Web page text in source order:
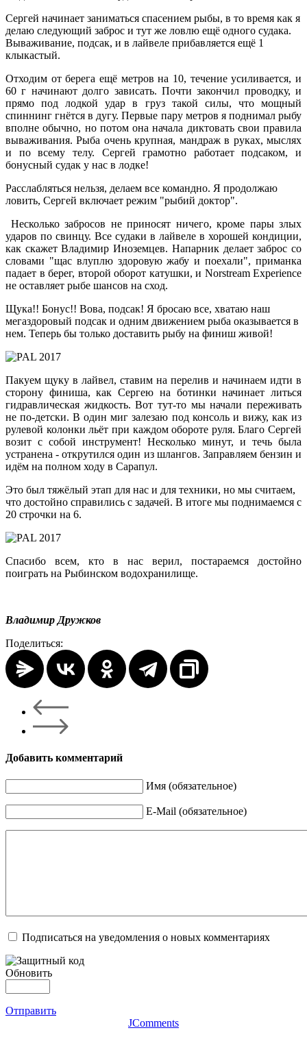
Сергей начинает заниматься спасением рыбы, в то время как я
делаю следующий заброс и тут же ловлю ещё одного судака.
Вываживание, подсак, и в лайвеле прибавляется ещё 1
клыкастый.
Отходим от берега ещё метров на 10, течение усиливается, и
60 г начинают долго зависать. Почти закончил проводку, и
прямо под лодкой удар в груз такой силы, что мощный
спиннинг гнётся в дугу. Первые пару метров я поднимал рыбу
вполне обычно, но потом она начала диктовать свои правила
вываживания. Рыба очень крупная, мандраж в руках, мыслях
и по всему телу. Сергей грамотно работает подсаком, и
бонусный судак у нас в лодке!
Расслабляться нельзя, делаем все командно. Я продолжаю
ловить, Сергей включает режим "рыбий доктор".
Несколько забросов не приносят ничего, кроме пары злых
ударов по свинцу. Все судаки в лайвеле в хорошей кондиции,
как скажет Владимир Иноземцев. Напарник делает заброс со
словами "щас влуплю здоровую жабу и поехали", приманка
падает в берег, второй оборот катушки, и Norstream Experience
не оставляет рыбе шансов на сход.
Щука!! Бонус!! Вова, подсак! Я бросаю все, хватаю наш
мегаздоровый подсак и одним движением рыба оказывается в
нем. Теперь бы только доставить рыбу на финиш живой!
Пакуем щуку в лайвел, ставим на перелив и начинаем идти в
сторону финиша, как Сергею на ботинки начинает литься
гидравлическая жидкость. Вот тут-то мы начали переживать
не по-детски. В один миг залезаю под консоль и вижу, как из
рулевой колонки льёт при каждом обороте руля. Благо Сергей
возит с собой инструмент! Несколько минут, и течь была
устранена - открутился один из шлангов. Заправляем бензин и
идём на полном ходу в Сарапул.
Это был тяжёлый этап для нас и для техники, но мы считаем,
что достойно справились с задачей. В итоге мы поднимаемся с
20 строчки на 6.
Спасибо всем, кто в нас верил, постараемся достойно
поиграть на Рыбинском водохранилище.
Владимир Дружков
Поделиться:
Добавить комментарий
Имя (обязательное)
E-Mail (обязательное)
Подписаться на уведомления о новых комментариях
Обновить
Отправить
JComments